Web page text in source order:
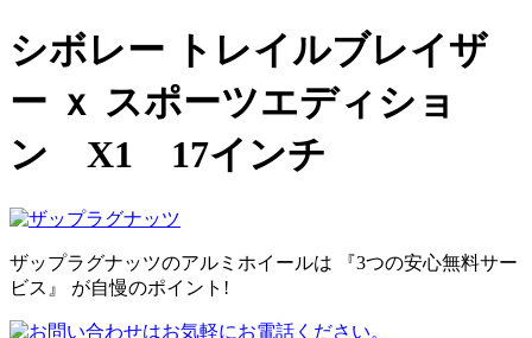
シボレー トレイルブレイザ
ー ｘ スポーツエディショ
ン X1 17インチ
ザップラグナッツのアルミホイールは
『3つの安心無料サー
ビス』 が自慢のポイント!